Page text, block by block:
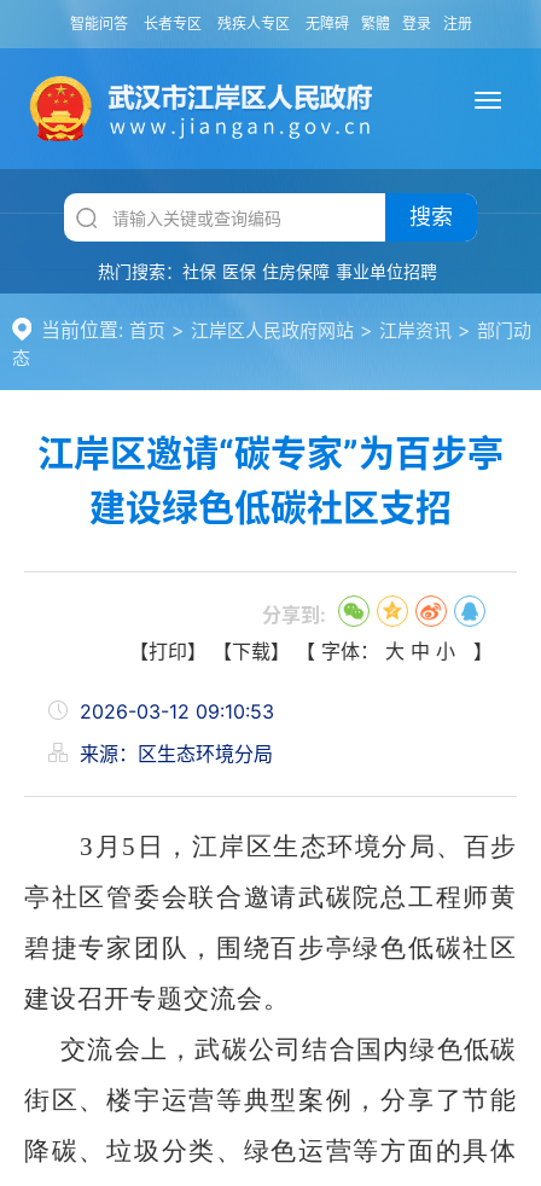
智能问答 长者专区 残疾人专区 无障碍 繁體 登录 注册
搜索
热门搜索： 社保 医保 住房保障 事业单位招聘
当前位置: 首页 > 江岸区人民政府网站 > 江岸资讯 > 部门动
态
江岸区邀请“碳专家”为百步亭
建设绿色低碳社区支招
分享到:
【打印】
【下载】 【 字体： 大 中 小 】
2026-03-12 09:10:53
来源：区生态环境分局
3月5日，江岸区生态环境分局、百步
亭社区管委会联合邀请武碳院总工程师黄
碧捷专家团队，围绕百步亭绿色低碳社区
建设召开专题交流会。
交流会上，武碳公司结合国内绿色低碳
街区、楼宇运营等典型案例，分享了节能
降碳、垃圾分类、绿色运营等方面的具体